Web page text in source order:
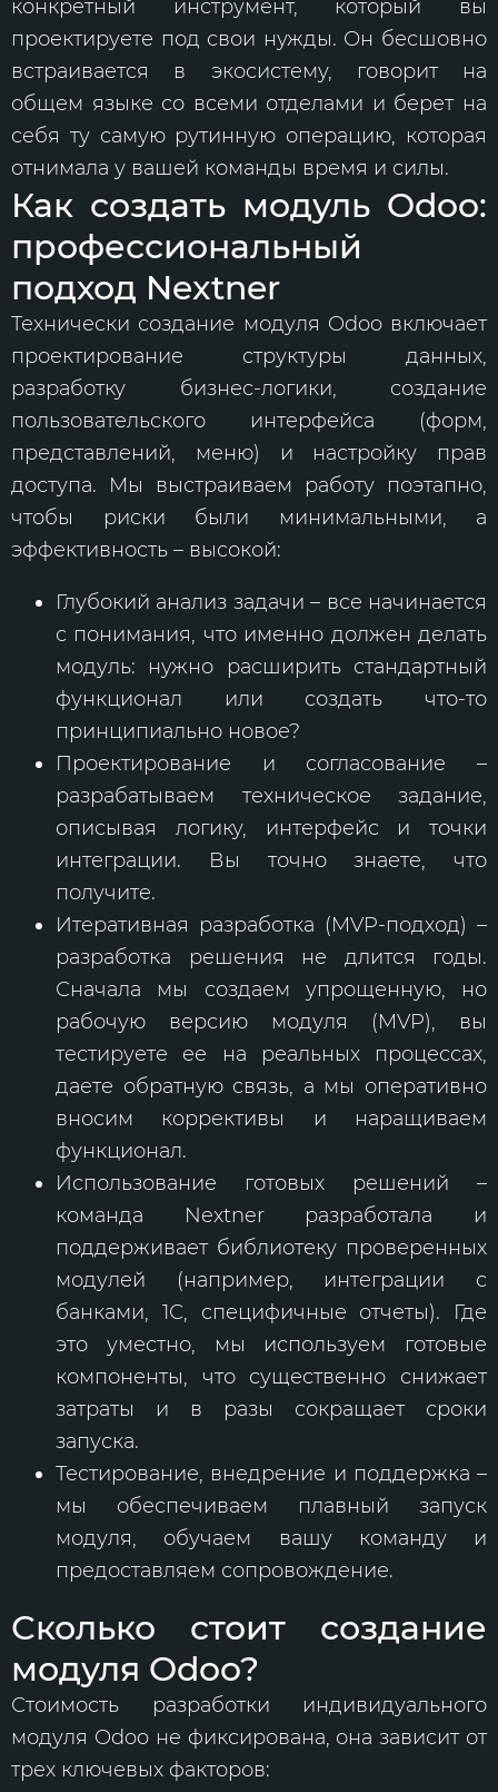
конкретный инструмент, который вы
проектируете под свои нужды. Он бесшовно
встраивается в экосистему, говорит на
общем языке со всеми отделами и берет на
себя ту самую рутинную операцию, которая
отнимала у вашей команды время и силы.
Как создать модуль Odoo:
профессиональный
подход Nextner
Технически создание модуля Odoo включает
проектирование структуры данных,
разработку бизнес-логики, создание
пользовательского интерфейса (форм,
представлений, меню) и настройку прав
доступа. Мы выстраиваем работу поэтапно,
чтобы риски были минимальными, а
эффективность – высокой:
Глубокий анализ задачи – все начинается
с понимания, что именно должен делать
модуль: нужно расширить стандартный
функционал или создать что-то
принципиально новое?
Проектирование и согласование –
разрабатываем техническое задание,
описывая логику, интерфейс и точки
интеграции. Вы точно знаете, что
получите.
Итеративная разработка (MVP-подход) –
разработка решения не длится годы.
Сначала мы создаем упрощенную, но
рабочую версию модуля (MVP), вы
тестируете ее на реальных процессах,
даете обратную связь, а мы оперативно
вносим коррективы и наращиваем
функционал.
Использование готовых решений –
команда Nextner разработала и
поддерживает библиотеку проверенных
модулей (например, интеграции с
банками, 1С, специфичные отчеты). Где
это уместно, мы используем готовые
компоненты, что существенно снижает
затраты и в разы сокращает сроки
запуска.
Тестирование, внедрение и поддержка –
мы обеспечиваем плавный запуск
модуля, обучаем вашу команду и
предоставляем сопровождение.
Сколько стоит создание
модуля Odoo?
Стоимость разработки индивидуального
модуля Odoo не фиксирована, она зависит от
трех ключевых факторов: